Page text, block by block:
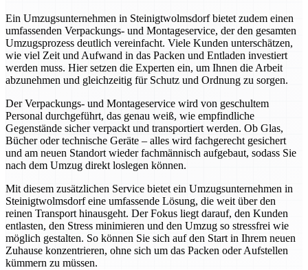
Ein Umzugsunternehmen in Steinigtwolmsdorf bietet zudem einen
umfassenden Verpackungs- und Montageservice, der den gesamten
Umzugsprozess deutlich vereinfacht. Viele Kunden unterschätzen,
wie viel Zeit und Aufwand in das Packen und Entladen investiert
werden muss. Hier setzen die Experten ein, um Ihnen die Arbeit
abzunehmen und gleichzeitig für Schutz und Ordnung zu sorgen.
Der Verpackungs- und Montageservice wird von geschultem
Personal durchgeführt, das genau weiß, wie empfindliche
Gegenstände sicher verpackt und transportiert werden. Ob Glas,
Bücher oder technische Geräte – alles wird fachgerecht gesichert
und am neuen Standort wieder fachmännisch aufgebaut, sodass Sie
nach dem Umzug direkt loslegen können.
Mit diesem zusätzlichen Service bietet ein Umzugsunternehmen in
Steinigtwolmsdorf eine umfassende Lösung, die weit über den
reinen Transport hinausgeht. Der Fokus liegt darauf, den Kunden
entlasten, den Stress minimieren und den Umzug so stressfrei wie
möglich gestalten. So können Sie sich auf den Start in Ihrem neuen
Zuhause konzentrieren, ohne sich um das Packen oder Aufstellen
kümmern zu müssen.